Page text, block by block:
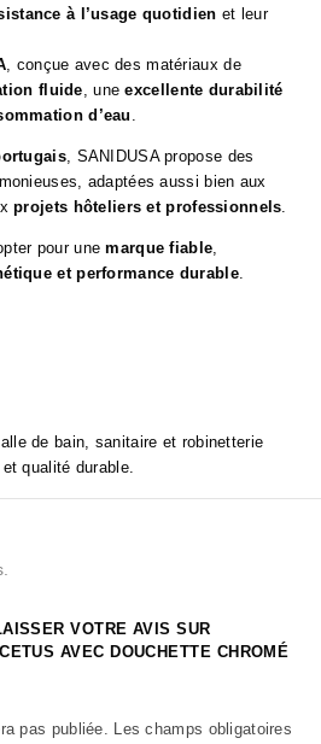
à l’usage quotidien et leur
, conçue avec des matériaux de
fluide, uneexcellente durabilité
d’eau .
, SANIDUSA propose des
adaptées aussi bien aux
projets hôteliers et professionnels.
pour unemarque fiable,
et performance durable.
de bain, sanitaire et robinetterie
qualité durable.
VOTRE AVIS SUR
AVEC DOUCHETTE CHROMÉ
pas publiée. Les champs obligatoires